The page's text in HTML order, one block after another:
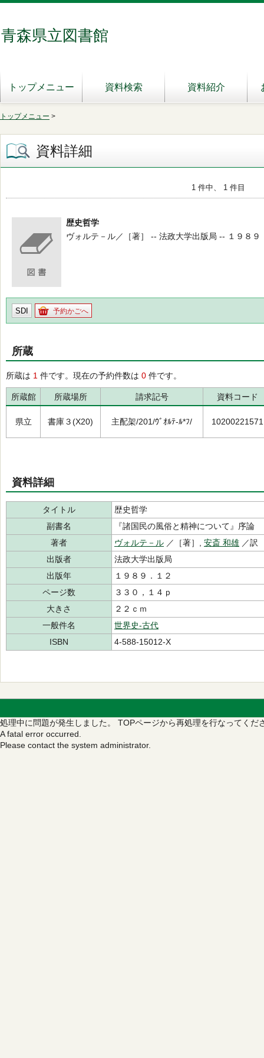
青森県立図書館
トップメニュー 資料検索 資料紹介
トップメニュー >
資料詳細
1 件中、 1 件目
歴史哲学
ヴォルテ－ル／［著］ -- 法政大学出版局 -- １９８９
SDI 予約かごへ
所蔵
所蔵は 1 件です。現在の予約件数は 0 件です。
所蔵館 所蔵場所 請求記号 資料コード
県立 書庫３(X20) 主配架/201/ｳﾞｵﾙﾃ-ﾙ*ﾌ/ 10200221571
資料詳細
タイトル
歴史哲学
副書名
『諸国民の風俗と精神について』序論
著者
ヴォルテ－ル ／［著］, 安斎 和雄 ／訳
出版者
法政大学出版局
出版年
１９８９．１２
ページ数
３３０，１４ｐ
大きさ
２２ｃｍ
一般件名
世界史‐古代
ISBN
4-588-15012-X
処理中に問題が発生しました。 TOPページから再処理を行なってくだ
A fatal error occurred.
Please contact the system administrator.